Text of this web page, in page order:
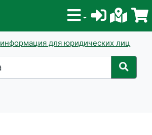
информация для юридических лиц